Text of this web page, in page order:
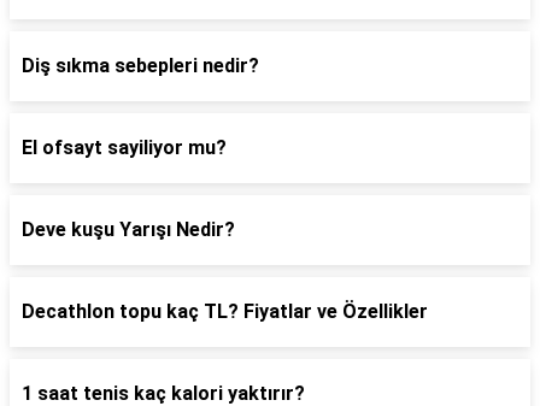
Diş sıkma sebepleri nedir?
El ofsayt sayiliyor mu?
Deve kuşu Yarışı Nedir?
Decathlon topu kaç TL? Fiyatlar ve Özellikler
1 saat tenis kaç kalori yaktırır?